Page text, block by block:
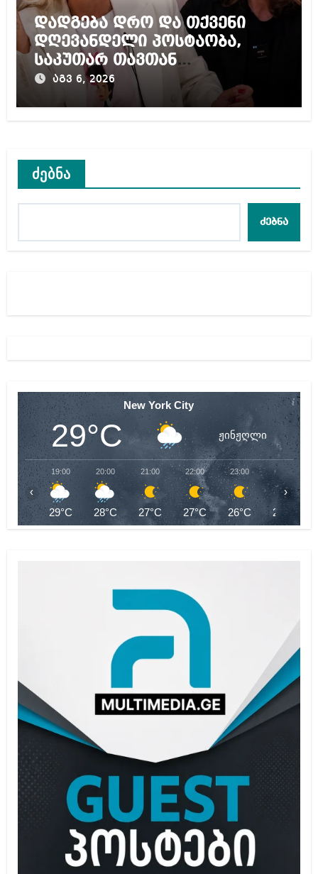
დადგება დრო და თქვენი
დღევანდელი პოსტაობა,
საკუთარ თავთან
შეგარცხვენთ – ეკა კუპატაძე
ნანუკა ჟორჟოლიანს
აგვ 6, 2026
ძებნა
ძებნა
New York City
29°C ჟინჟღლი
19:00
29°C
20:00
28°C
21:00
27°C
22:00
27°C
23:00
26°C
00:00
26°C
‹ ›